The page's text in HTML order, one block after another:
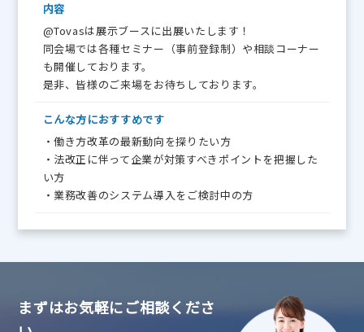
内容
@Tovasは展示ブースに出展いたします！
同会場では各種セミナー（事前登録制）や相談コーナー
も開催しております。
是非、皆様のご来場をお待ちしております。
こんな方におすすめです
・働き方改革の最新動向を探りたい方
・法改正に伴って企業が対策すべきポイントを把握した
い方
・業務改善のシステム導入をご検討中の方
まずはお気軽にご相談くださ